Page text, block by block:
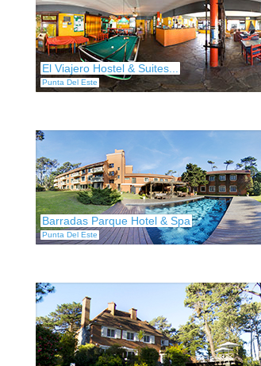
El Viajero Hostel & Suites...
Punta Del Este
Barradas Parque Hotel & Spa
Punta Del Este